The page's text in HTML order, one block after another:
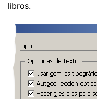
libros.